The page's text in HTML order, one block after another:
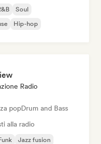
Soul
Hip-hop
Radio
popDrum and Bass
alla radio
Jazz fusion